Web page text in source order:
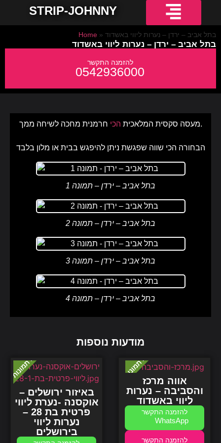
STRIP-JOHNNY
Home » בתל אביב – ירדן – נערות ליווי באשדוד
בתל אביב – ירדן – נערות ליווי באשדוד
0542936000
מעסה סקסית המלאכית הכי חרמנית מחכה לשיחה ממך.
הבחורה הכי שווה שפגשת ניתן להיפגש בבית או מלון בלבד
בתל אביב – ירדן – תמונה 1
בתל אביב – ירדן – תמונה 2
בתל אביב – ירדן – תמונה 3
בתל אביב – ירדן – תמונה 4
מודעות נוספות
באיזור ירושלים –
אוקסנה -נערת ליווי
פרטית בת 28 –
נערות ליווי
בירושלים
אווה מרכז
והסביבה – נערות
ליווי באשדוד
WhatsApp